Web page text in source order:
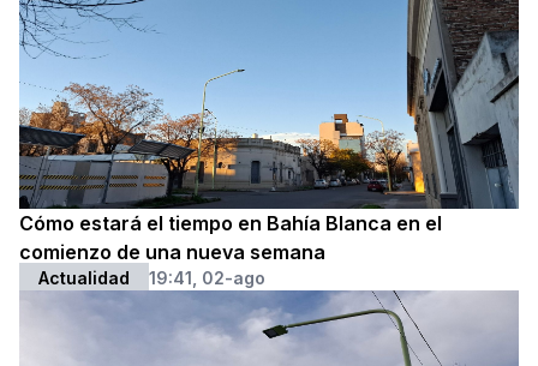
Cómo estará el tiempo en Bahía Blanca en el
comienzo de una nueva semana
Actualidad 19:41, 02-ago